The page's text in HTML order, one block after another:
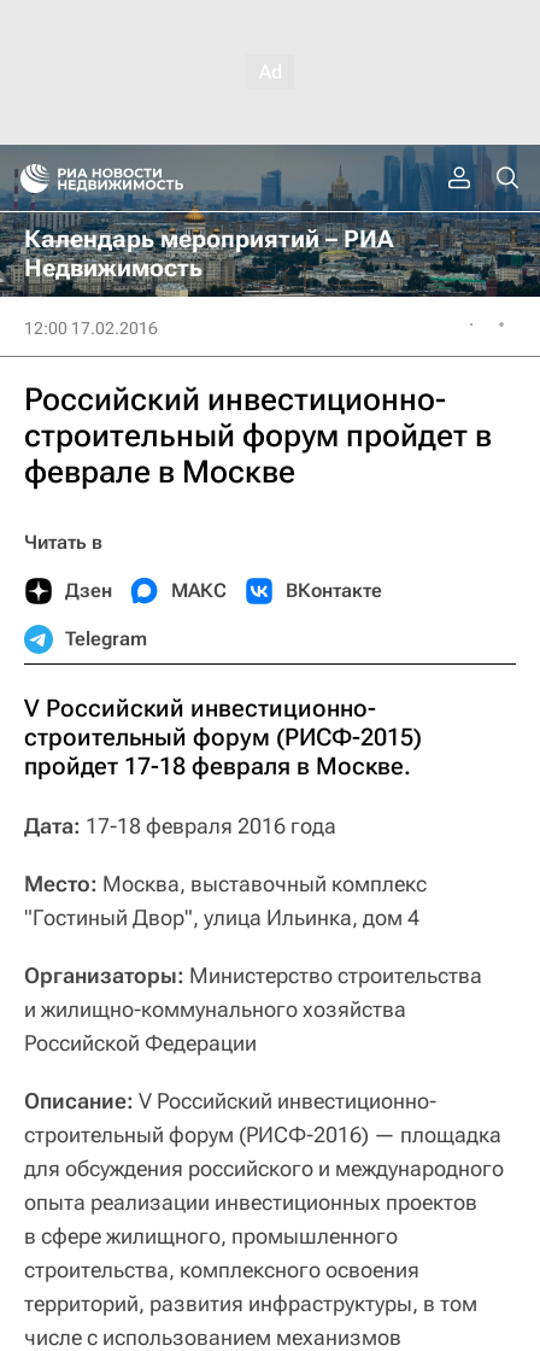
Календарь мероприятий – РИА
Недвижимость
12:00 17.02.2016
Российский инвестиционно-
строительный форум пройдет в
феврале в Москве
Читать в
Дзен МАКС ВКонтакте
Telegram
V Российский инвестиционно-
строительный форум (РИСФ-2015)
пройдет 17-18 февраля в Москве.
Дата: 17-18 февраля 2016 года
Место: Москва, выставочный комплекс
"Гостиный Двор", улица Ильинка, дом 4
Организаторы: Министерство строительства
и жилищно-коммунального хозяйства
Российской Федерации
Описание: V Российский инвестиционно-
строительный форум (РИСФ-2016) — площадка
для обсуждения российского и международного
опыта реализации инвестиционных проектов
в сфере жилищного, промышленного
строительства, комплексного освоения
территорий, развития инфраструктуры, в том
числе с использованием механизмов